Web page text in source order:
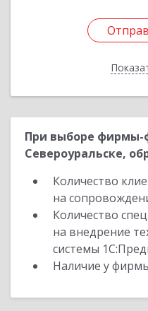
При выборе фирмы-
Североуральске,
Количество
на
Количество
на внедрение
системы
Наличие у